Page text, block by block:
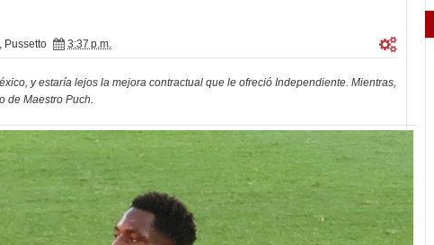
, Pussetto 3:37 p.m.
y estaría lejos la mejora contractual que le ofreció Independiente. Mientras,
de Maestro Puch.